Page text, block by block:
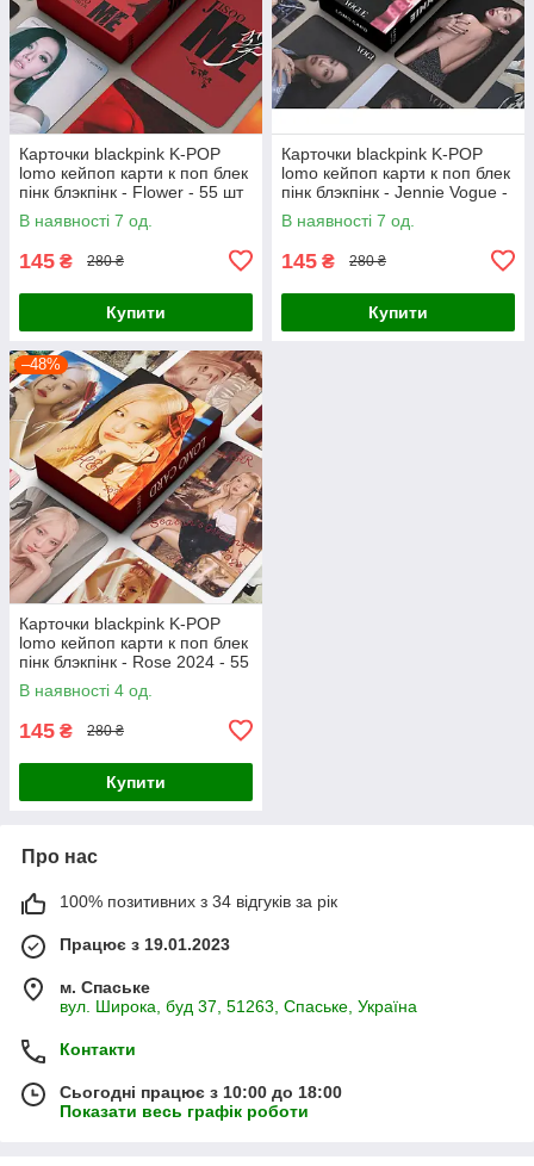
Карточки blackpink K-POP
lomo кейпоп карти к поп блек
пінк блэкпінк - Flower - 55 шт
В наявності 7 од.
145 ₴ 280 ₴
Купити
Карточки blackpink K-POP
lomo кейпоп карти к поп блек
пінк блэкпінк - Jennie Vogue -
55 шт
В наявності 7 од.
145 ₴ 280 ₴
Купити
–48%
Карточки blackpink K-POP
lomo кейпоп карти к поп блек
пінк блэкпінк - Rose 2024 - 55
шт
В наявності 4 од.
145 ₴ 280 ₴
Купити
Про нас
100% позитивних з 34 відгуків за рік
Працює з 19.01.2023
м. Спаське
вул. Широка, буд 37, 51263, Спаське, Україна
Контакти
Сьогодні працює з 10:00 до 18:00
Показати весь графік роботи